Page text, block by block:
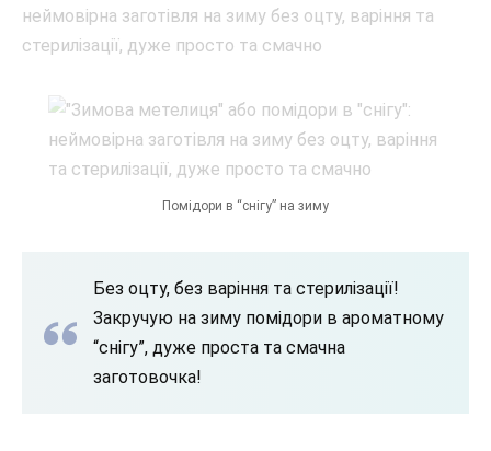
Помідори в “снігу” на зиму
Без оцту, без варіння та стерилізації!
Закручую на зиму помідори в ароматному
“снігу”, дуже проста та смачна
заготовочка!